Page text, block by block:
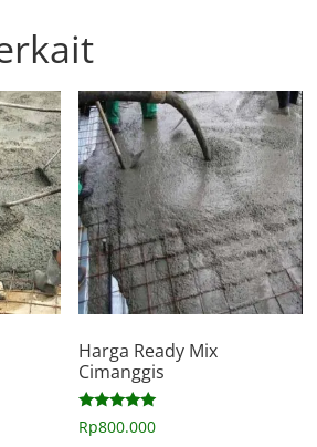
Harga Ready Mix
Cimanggis
Dinilai
5.00
Rp800.000